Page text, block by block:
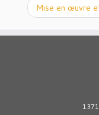
Mise en œuvre